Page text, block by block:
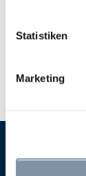
Statistiken
Marketing